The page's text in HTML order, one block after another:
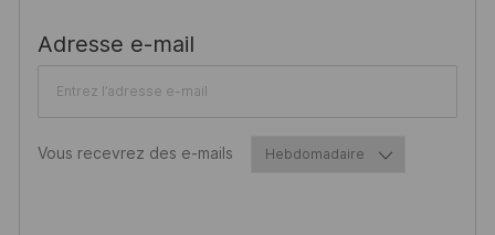
Adresse e-mailRequired
Vous recevrez des e-mailsRequired